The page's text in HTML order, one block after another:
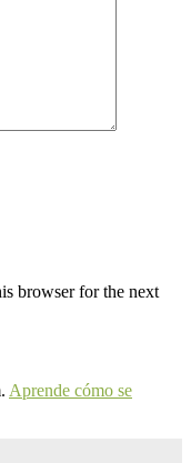
browser for the next
Aprende cómo se